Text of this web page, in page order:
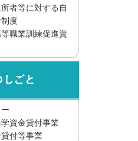
者等に対する自
度
職業訓練促進資
資金貸付事業
付等事業